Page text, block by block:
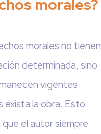
morales?
morales no tienen
determinada, sino
vigentes
exista la obra. Esto
el autor siempre